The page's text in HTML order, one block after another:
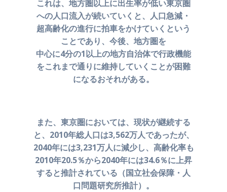
これは、地方圏以上に出生率が低い東京圏
への人口流入が続いていくと、人口急減・
超高齢化の進行に拍車をかけていくという
ことであり、今後、地方圏を
中心に4分の1以上の地方自治体で行政機能
をこれまで通りに維持していくことが困難
になるおそれがある。
また、東京圏においては、現状が継続する
と、2010年総人口は3,562万人であったが、
2040年には3,231万人に減少し、 高齢化率も
2010年20.5％から2040年には34.6％に上昇
すると推計されている（国立社会保障・人
口問題研究所推計）。